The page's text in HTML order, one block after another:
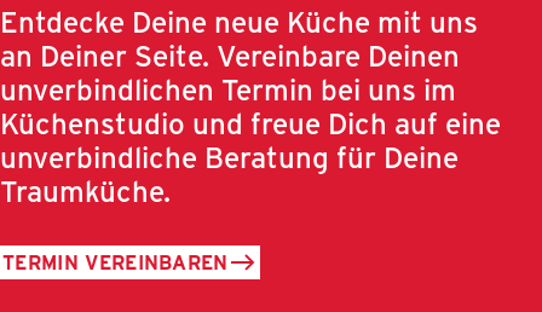
Entdecke Deine neue Küche mit uns
an Deiner Seite. Vereinbare Deinen
unverbindlichen Termin bei uns im
Küchenstudio und freue Dich auf eine
unverbindliche Beratung für Deine
Traumküche.
TERMIN VEREINBAREN